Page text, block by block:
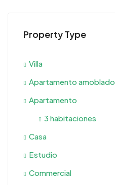
Property Type
Villa
Apartamento amoblado
Apartamento
3 habitaciones
Casa
Estudio
Commercial